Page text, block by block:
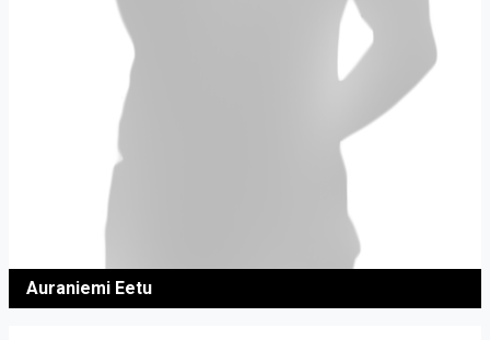
Auraniemi Eetu